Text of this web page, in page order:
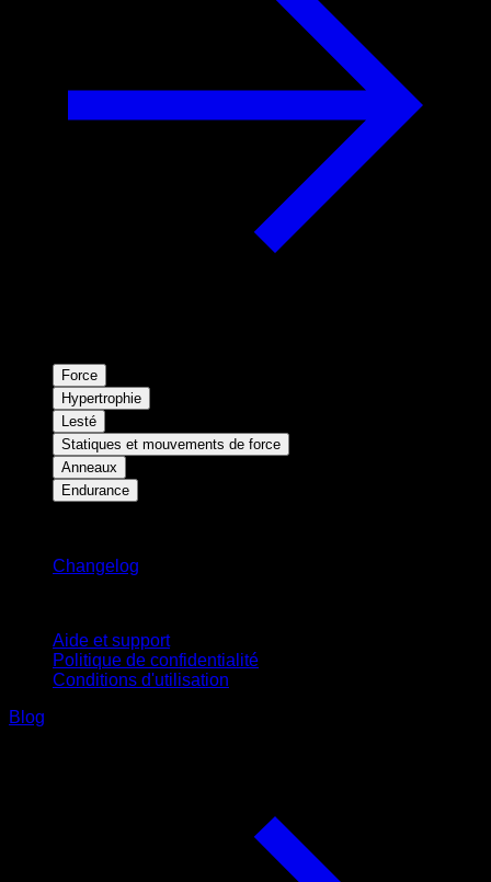
Force
Hypertrophie
Lesté
Statiques et mouvements de force
Anneaux
Endurance
Changelog
Aide et support
Politique de confidentialité
Conditions d'utilisation
Blog